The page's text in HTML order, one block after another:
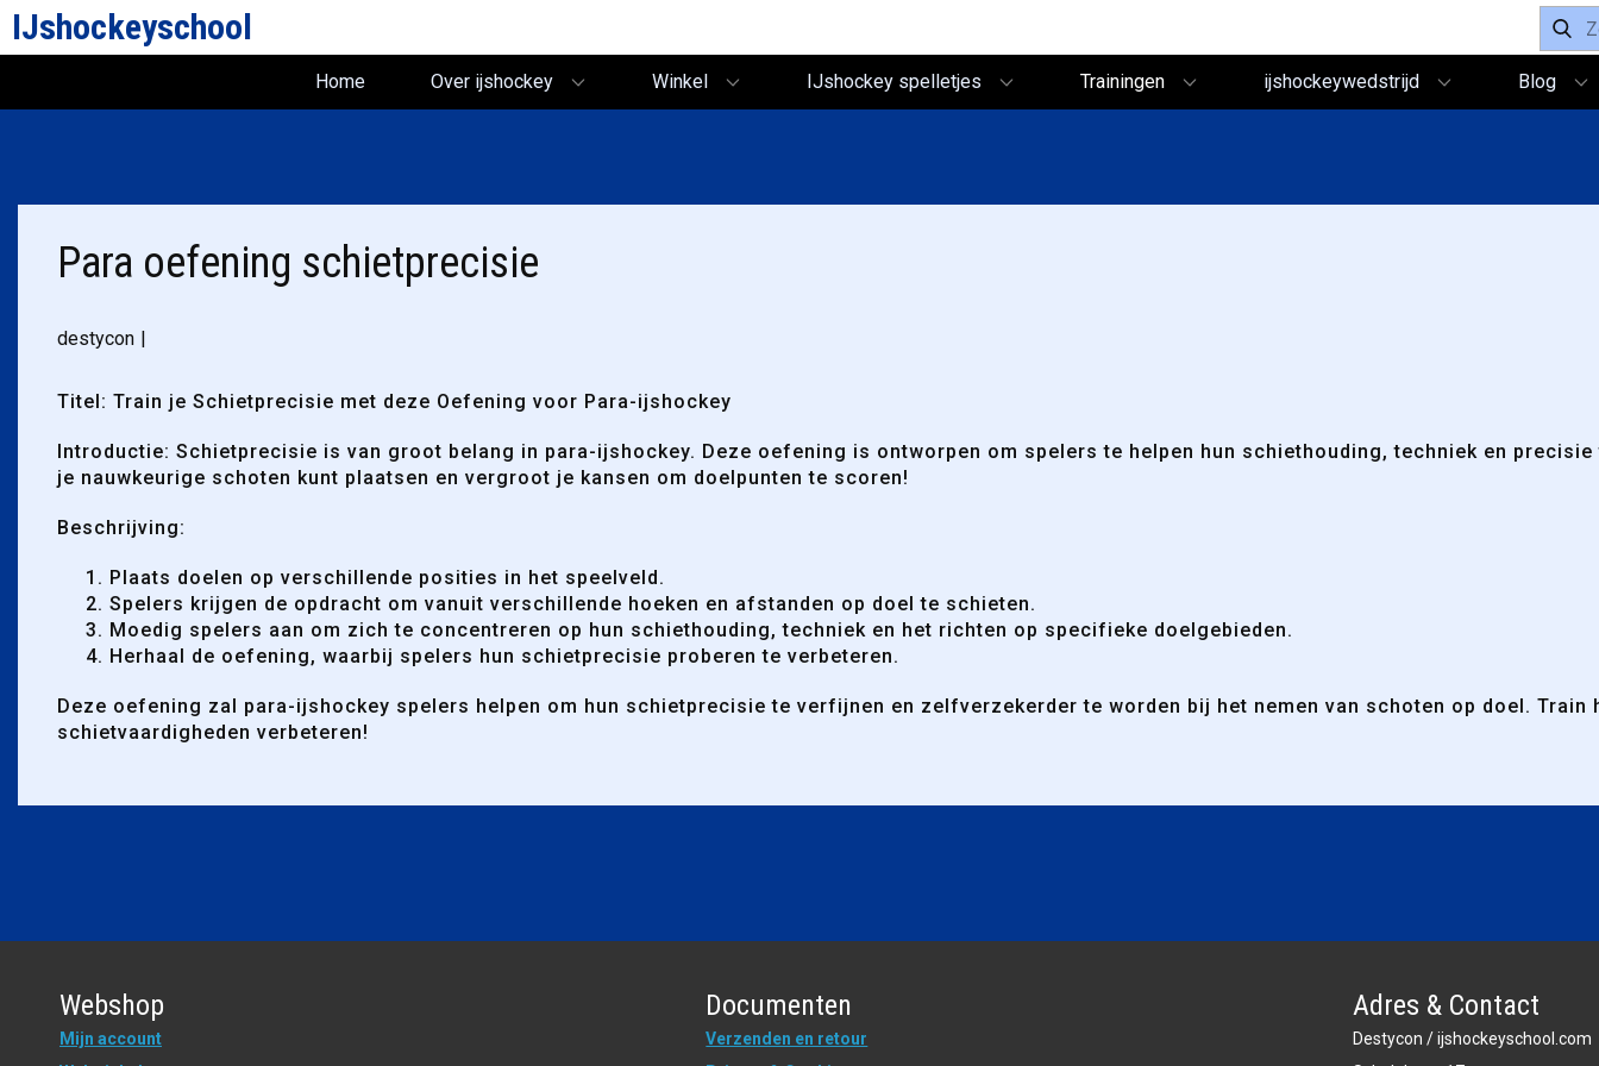
IJshockeyschool
Home Over ijshockey Winkel IJshockey spelletjes Trainingen ijshockeywedstrijd Blog
Para oefening schietprecisie
destycon
Titel: Train je Schietprecisie met deze Oefening voor Para-ijshockey
Introductie: Schietprecisie is van groot belang in para-ijshockey. Deze oefening is ontworpen om spelers te helpen hun schiethouding, techniek en precisie
je nauwkeurige schoten kunt plaatsen en vergroot je kansen om doelpunten te scoren!
Beschrijving:
Plaats doelen op verschillende posities in het speelveld.
Spelers krijgen de opdracht om vanuit verschillende hoeken en afstanden op doel te schieten.
Moedig spelers aan om zich te concentreren op hun schiethouding, techniek en het richten op specifieke doelgebieden.
Herhaal de oefening, waarbij spelers hun schietprecisie proberen te verbeteren.
Deze oefening zal para-ijshockey spelers helpen om hun schietprecisie te verfijnen en zelfverzekerder te worden bij het nemen van schoten op doel. Train
schietvaardigheden verbeteren!
Webshop
Mijn account
Documenten
Verzenden en retour
Adres & Contact
Destycon / ijshockeyschool.com